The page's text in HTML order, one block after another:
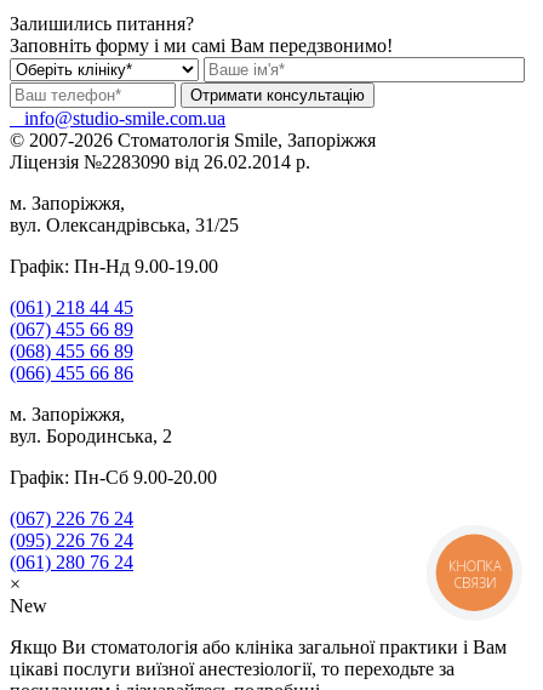
Залишились питання?
Заповніть форму і ми самі Вам передзвонимо!
info@studio-smile.com.ua
© 2007-2026 Стоматологія Smile, Запоріжжя
Ліцензія №2283090 від 26.02.2014 р.
м. Запоріжжя,
вул. Олександрівська, 31/25
Графік: Пн-Нд 9.00-19.00
(061) 218 44 45
(067) 455 66 89
(068) 455 66 89
(066) 455 66 86
м. Запоріжжя,
вул. Бородинська, 2
Графік: Пн-Сб 9.00-20.00
(067) 226 76 24
(095) 226 76 24
(061) 280 76 24
×
New
Якщо Ви стоматологія або клініка загальної практики і Вам
цікаві послуги виїзної анестезіології, то переходьте за
КНОПКА
СВЯЗИ